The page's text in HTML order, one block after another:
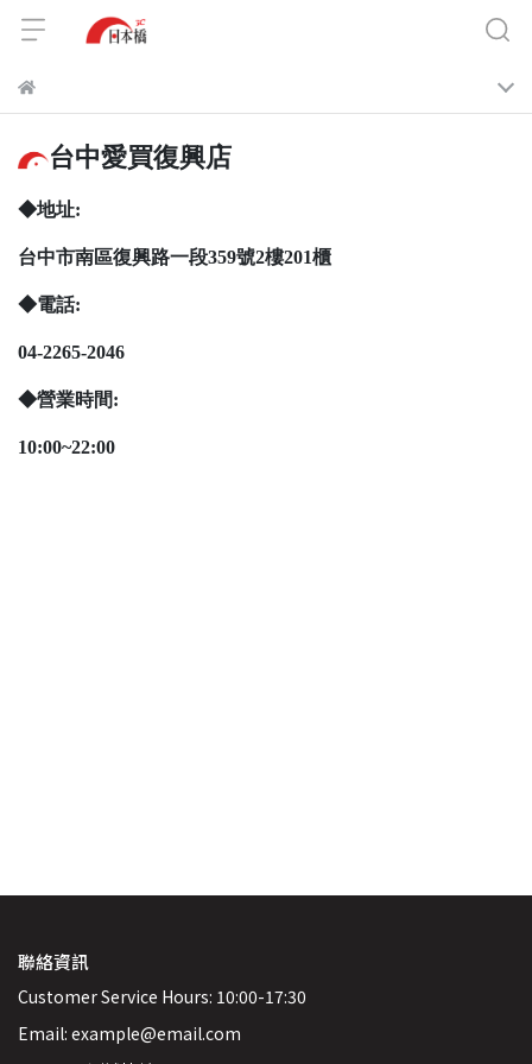
台中愛買復興店
◆地址:
台中市南區復興路一段359號2樓201櫃
◆電話:
04-2265-2046
◆營業時間:
10:00~22:00
聯絡資訊
Customer Service Hours: 10:00-17:30
Email: example@email.com